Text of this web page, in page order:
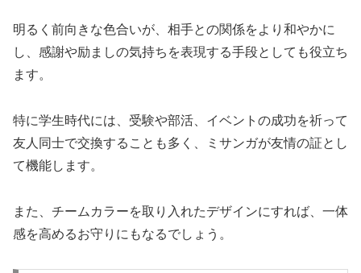
明るく前向きな色合いが、相手との関係をより和やかに
し、感謝や励ましの気持ちを表現する手段としても役立ち
ます。
特に学生時代には、受験や部活、イベントの成功を祈って
友人同士で交換することも多く、ミサンガが友情の証とし
て機能します。
また、チームカラーを取り入れたデザインにすれば、一体
感を高めるお守りにもなるでしょう。